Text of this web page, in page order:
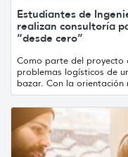
Estudiantes de
realizan consultoría
“desde cero”
Como parte del proyecto
problemas logísticos de
bazar. Con la orientación